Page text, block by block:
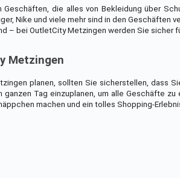
die alles von Bekleidung über
Nike und viele mehr sind in den Geschäften
– bei OutletCity Metzingen werden Sie sicher
Metzingen
planen, sollten Sie sicherstellen, dass
Tag einzuplanen, um alle Geschäfte
machen und ein tolles Shopping-